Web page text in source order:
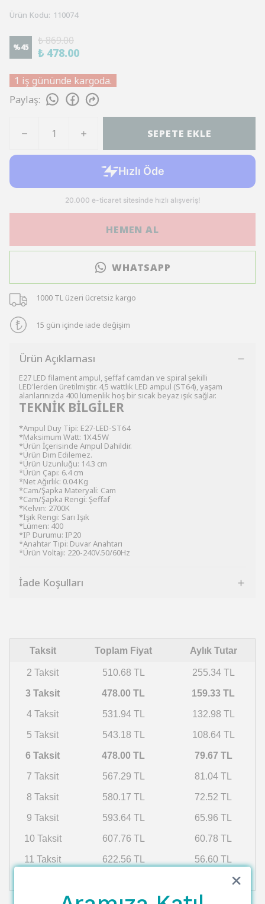
Ürün Kodu: 110074
%45
₺ 869.00
₺ 478.00
1 iş gününde kargoda.
Paylaş:
SEPETE EKLE
HEMEN AL
WHATSAPP
1000 TL üzeri ücretsiz kargo
15 gün içinde iade değişim
Ürün Açıklaması
E27 LED filament ampul, şeffaf camdan ve spiral şekilli
LED'lerden üretilmiştir. 4,5 wattlık LED ampul (ST64), yaşam
alanlarınızda 400 lümenlik hoş bir sıcak beyaz ışık sağlar.
TEKNİK BİLGİLER
*Ampul Duy Tipi: E27-LED-ST64
*Maksimum Watt: 1X4.5W
*Ürün İçerisinde Ampul Dahildir.
*Ürün Dim Edilemez.
*Ürün Uzunluğu: 14.3 cm
*Ürün Çapı: 6.4 cm
*Net Ağırlık: 0.04 Kg
*Cam/Şapka Materyali: Cam
*Cam/Şapka Rengi: Şeffaf
*Kelvın: 2700K
*Işık Rengi: Sarı Işık
*Lümen: 400
*IP Durumu: IP20
*Anahtar Tipi: Duvar Anahtarı
*Ürün Voltajı: 220-240V.50/60Hz
İade Koşulları
Taksit Toplam Fiyat Aylık Tutar
2 Taksit 510.68 TL 255.34 TL
3 Taksit 478.00 TL 159.33 TL
4 Taksit 531.94 TL 132.98 TL
5 Taksit 543.18 TL 108.64 TL
6 Taksit 478.00 TL 79.67 TL
7 Taksit 567.29 TL 81.04 TL
8 Taksit 580.17 TL 72.52 TL
9 Taksit 593.64 TL 65.96 TL
10 Taksit 607.76 TL 60.78 TL
11 Taksit 622.56 TL 56.60 TL